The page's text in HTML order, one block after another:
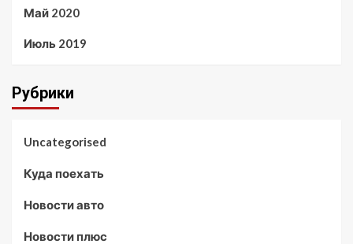
Май 2020
Июль 2019
Рубрики
Uncategorised
Куда поехать
Новости авто
Новости плюс